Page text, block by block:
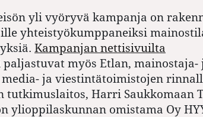
yli vyöryvä kampanja on
yhteistyökumppaneiksi
Kampanjan nettisivuilta
myös Etlan, mainostaja-
ja viestintätoimistojen
tutkimuslaitos, Harri Saukkomaan
ylioppilaskunnan omistama Oy